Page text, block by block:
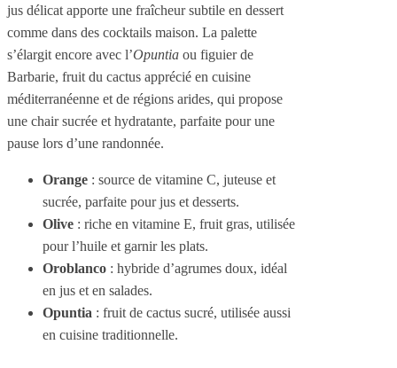
jus délicat apporte une fraîcheur subtile en dessert
comme dans des cocktails maison. La palette
s’élargit encore avec l’Opuntia ou figuier de
Barbarie, fruit du cactus apprécié en cuisine
méditerranéenne et de régions arides, qui propose
une chair sucrée et hydratante, parfaite pour une
pause lors d’une randonnée.
Orange : source de vitamine C, juteuse et
sucrée, parfaite pour jus et desserts.
Olive : riche en vitamine E, fruit gras, utilisée
pour l’huile et garnir les plats.
Oroblanco : hybride d’agrumes doux, idéal
en jus et en salades.
Opuntia : fruit de cactus sucré, utilisée aussi
en cuisine traditionnelle.